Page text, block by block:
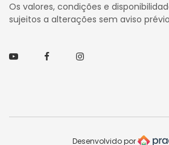
Os valores, condições e
sujeitos a alterações sem aviso
YoutubeFacebookInstagram
Desenvolvido por